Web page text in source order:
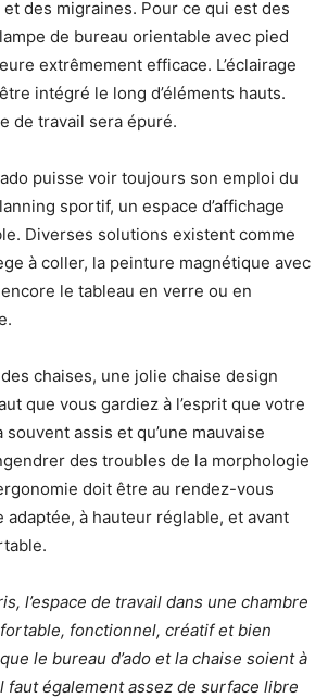
des migraines. Pour ce qui est des
de bureau orientable avec pied
extrêmement efficace. L’éclairage
intégré le long d’éléments hauts.
de travail sera épuré.
puisse voir toujours son emploi du
sportif, un espace d’affichage
Diverses solutions existent comme
à coller, la peinture magnétique avec
le tableau en verre ou en
chaises, une jolie chaise design
que vous gardiez à l’esprit que votre
assis et qu’une mauvaise
des troubles de la morphologie
doit être au rendez-vous
adaptée, à hauteur réglable, et avant
l’espace de travail dans une chambre
fonctionnel, créatif et bien
le bureau d’ado et la chaise soient à
faut également assez de surface libre